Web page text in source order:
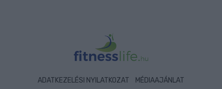
ADATKEZELÉSI NYILATKOZAT
MÉDIAAJÁNLAT